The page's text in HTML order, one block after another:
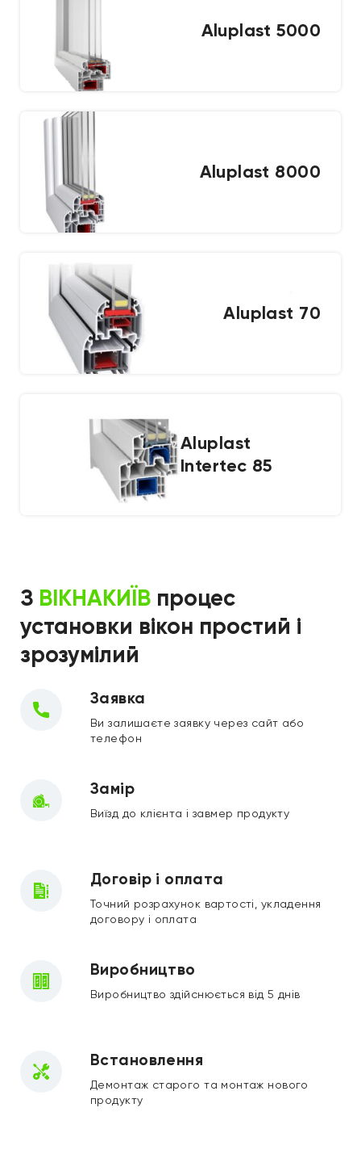
Aluplast 5000
Aluplast 8000
Aluplast 70
Aluplast
Intertec 85
З ВІКНАКИЇВ процес
установки вікон простий і
зрозумілий
Заявка
Ви залишаєте заявку через сайт або
телефон
Замір
Виїзд до клієнта і завмер продукту
Договір і оплата
Точний розрахунок вартості, укладення
договору і оплата
Виробництво
Виробництво здійснюється від 5 днів
Встановлення
Демонтаж старого та монтаж нового
продукту